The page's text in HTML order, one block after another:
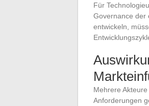
Für
Governance der
entwickeln,
Mehrere
Anforderungen